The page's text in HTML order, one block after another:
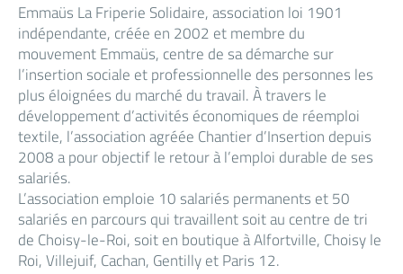
Emmaüs La Friperie Solidaire, association loi 1901
indépendante, créée en 2002 et membre du
mouvement Emmaüs, centre de sa démarche sur
l’insertion sociale et professionnelle des personnes les
plus éloignées du marché du travail. À travers le
développement d’activités économiques de réemploi
textile, l’association agréée Chantier d’Insertion depuis
2008 a pour objectif le retour à l’emploi durable de ses
salariés.
L’association emploie 10 salariés permanents et 50
salariés en parcours qui travaillent soit au centre de tri
de Choisy-le-Roi, soit en boutique à Alfortville, Choisy le
Roi, Villejuif, Cachan, Gentilly et Paris 12.